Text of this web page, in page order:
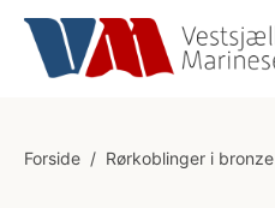
Forside / Rørkoblinger i bronze